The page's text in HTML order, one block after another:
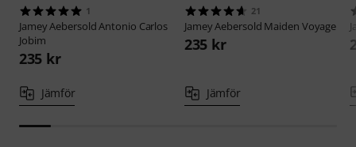
1
Jamey AebersoldAntonio Carlos
Jobim
235 kr
Jämför
21
Jamey Aebersold Maiden Voyage
235 kr
Jämför